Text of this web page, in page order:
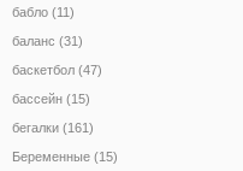
бабло (11)
баланс (31)
баскетбол (47)
бассейн (15)
бегалки (161)
Беременные (15)